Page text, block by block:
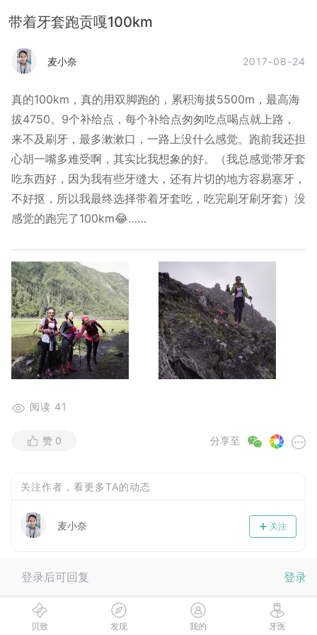
带着牙套跑贡嘎100km
麦小奈 2017-08-24
真的100km，真的用双脚跑的，累积海拔5500m，最高海
拔4750。9个补给点，每个补给点匆匆吃点喝点就上路，
来不及刷牙，最多漱漱口，一路上没什么感觉。跑前我还担
心胡一嘴多难受啊，其实比我想象的好。（我总感觉带牙套
吃东西好，因为我有些牙缝大，还有片切的地方容易塞牙，
不好抠，所以我最终选择带着牙套吃，吃完刷牙刷牙套）没
感觉的跑完了100km😂……
阅读 41
分享至
赞 0
关注作者，看更多TA的动态
关注
麦小奈
当前没有回复，快来抢沙发~
登录后可回复 登录
贝致 发现 我的 牙医